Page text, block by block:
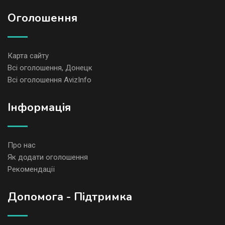
Оголошення
Карта сайту
Всі оголошення, Донецк
Всі оголошення AvizInfo
Iнформація
Про нас
Як додати оголошення
Рекомендації
Допомога - Підтримка